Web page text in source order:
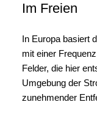
Im Freien
In Europa basiert
mit einer
Felder, die hier
Umgebung der
zunehmender